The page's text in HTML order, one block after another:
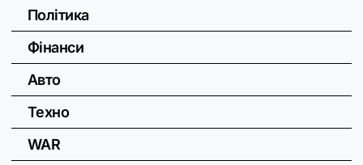
Політика
Фінанси
Авто
Техно
WAR